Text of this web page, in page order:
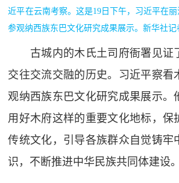
近平在云南考察。这是19日下午，习近平在
参观纳西族东巴文化研究成果展示。新华社
古城内的木氏土司府衙署见证
交往交流交融的历史。习近平察看
观纳西族东巴文化研究成果展示。
用好木府这样的重要文化地标，保
传统文化，引导各族群众自觉铸牢
识，不断推进中华民族共同体建设。